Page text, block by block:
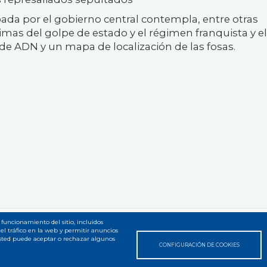
por el gobierno central contempla, entre otras
del golpe de estado y el régimen franquista y el
ADN y un mapa de localización de las fosas.
funcionamiento del sitio, incluidos
el tráfico en la web y permitir anuncios
puede aceptar o rechazar algunos
CONFIGURACIÓN DE COOKIES